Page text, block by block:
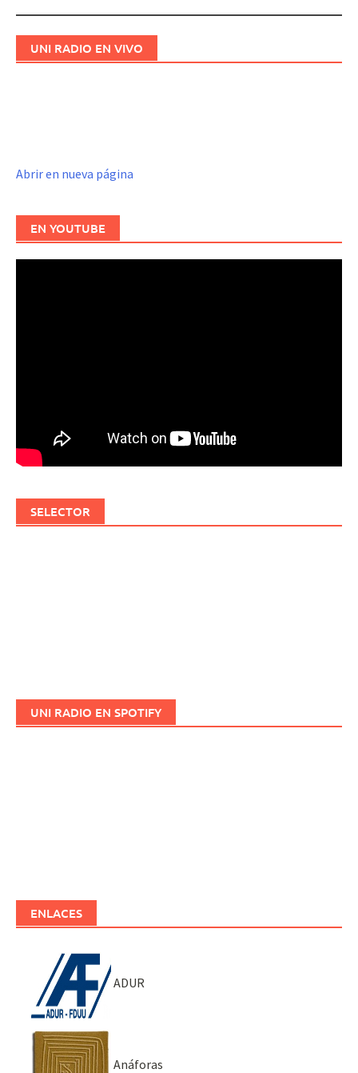
UNI RADIO EN VIVO
Abrir en nueva página
EN YOUTUBE
SELECTOR
UNI RADIO EN SPOTIFY
ENLACES
ADUR
Anáforas